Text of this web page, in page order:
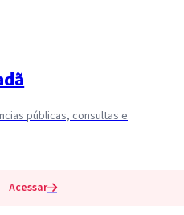
públicas, consultas e
Acessar